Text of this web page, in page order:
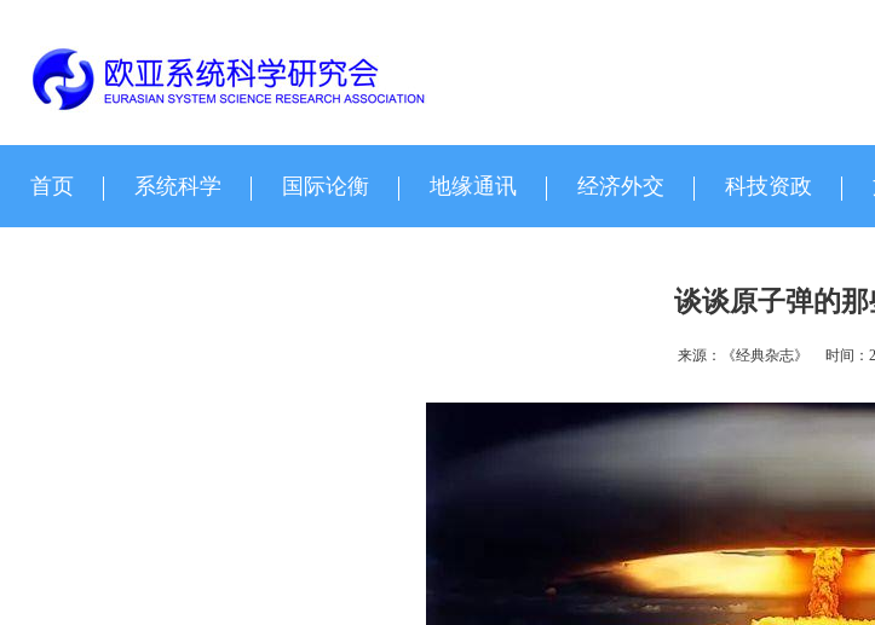
首页 系统科学 国际论衡 地缘通讯 经济外交 科技资政
谈谈原子弹的
来源：《经典杂志》 时间：